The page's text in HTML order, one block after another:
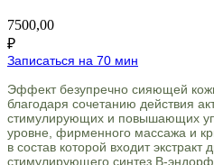
7500,00
₽
Записаться на 70 мин
Эффект безупречно сияющей
благодаря сочетанию действия
стимулирующих и повышающих
уровне, фирменного массажа и
в состав которой входит экстракт
стимулирующего синтез В-